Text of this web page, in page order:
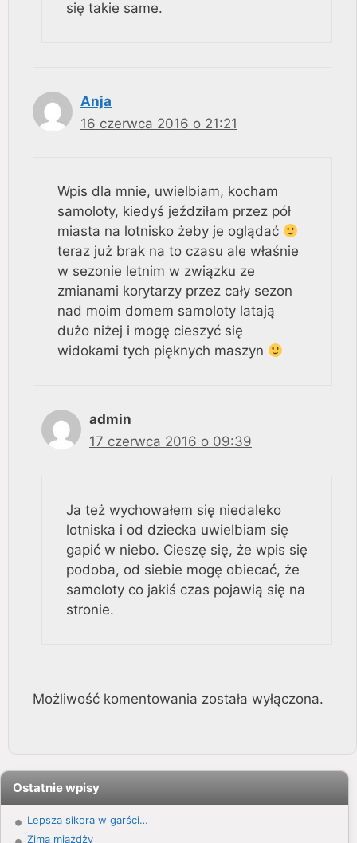
się takie same.
Anja
16 czerwca 2016 o 21:21
Wpis dla mnie, uwielbiam, kocham
samoloty, kiedyś jeździłam przez pół
miasta na lotnisko żeby je oglądać
teraz już brak na to czasu ale właśnie
w sezonie letnim w związku ze
zmianami korytarzy przez cały sezon
nad moim domem samoloty latają
dużo niżej i mogę cieszyć się
widokami tych pięknych maszyn
admin
17 czerwca 2016 o 09:39
Ja też wychowałem się niedaleko
lotniska i od dziecka uwielbiam się
gapić w niebo. Cieszę się, że wpis się
podoba, od siebie mogę obiecać, że
samoloty co jakiś czas pojawią się na
stronie.
Możliwość komentowania została wyłączona.
Ostatnie wpisy
Lepsza sikora w garści…
Zima miażdży